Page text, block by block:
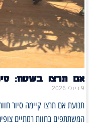
אם תרצו בשטח:
9 ביולי 2026
תנועת אם תרצו קיימה סיור
המשתתפים בחוות רמתיים